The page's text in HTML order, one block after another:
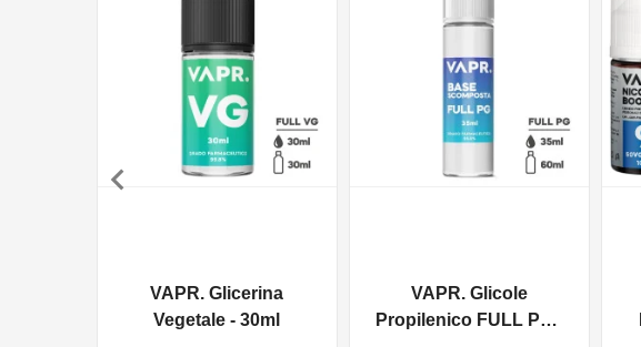
VAPR. Glicerina
Vegetale - 30ml
VAPR. Glicole
Propilenico FULL PG -
